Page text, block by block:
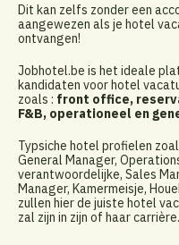
Dit kan zelfs zonder een
aangewezen als je hotel
ontvangen!
Jobhotel.be is het ideale
kandidaten voor hotel
zoals : front office,
F&B, operationeel en
Typsiche hotel profielen
General Manager,
verantwoordelijke, Sales
Manager, Kamermeisje,
zullen hier de juiste hotel
zal zijn in zijn of haar carrière.